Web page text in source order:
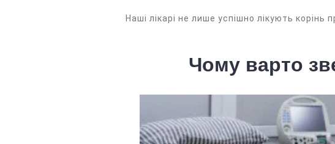
Наші лікарі не лише успішно лікують корінь
Чому варто